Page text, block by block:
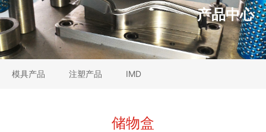
产品中心
模具产品 注塑产品 IMD
储物盒